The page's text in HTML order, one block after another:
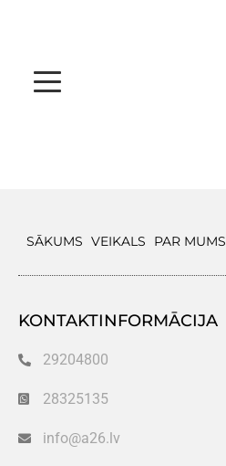
SĀKUMS VEIKALS PAR MUMS
KONTAKTINFORMĀCIJA
29204800
28325135
info@a26.lv